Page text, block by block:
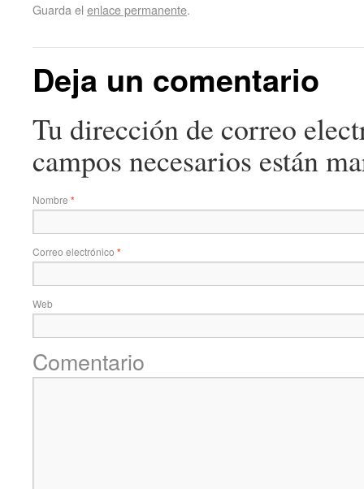
Guarda el enlace permanente.
Deja un comentario
Tu dirección de correo
campos necesarios están
Nombre *
Correo electrónico *
Web
Comentario